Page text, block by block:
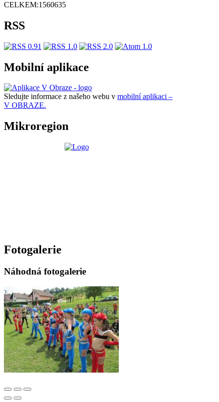
CELKEM:1560635
RSS
Mobilní aplikace
Sledujte informace z našeho webu v mobilní aplikaci –
V OBRAZE.
Mikroregion
Fotogalerie
Náhodná fotogalerie